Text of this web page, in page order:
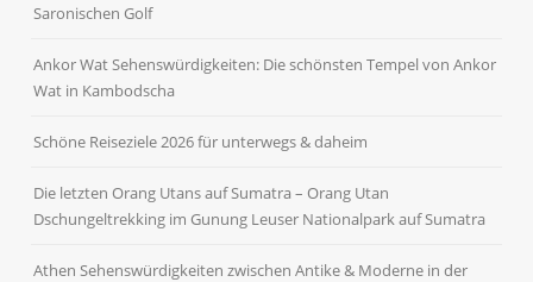
Saronischen Golf
Ankor Wat Sehenswürdigkeiten: Die schönsten Tempel von Ankor
Wat in Kambodscha
Schöne Reiseziele 2026 für unterwegs & daheim
Die letzten Orang Utans auf Sumatra – Orang Utan
Dschungeltrekking im Gunung Leuser Nationalpark auf Sumatra
Athen Sehenswürdigkeiten zwischen Antike & Moderne in der